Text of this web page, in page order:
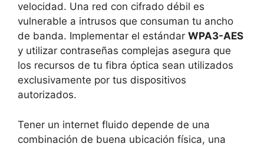
velocidad. Una red con cifrado débil es
vulnerable a intrusos que consuman tu ancho
de banda. Implementar el estándar WPA3-AES
y utilizar contraseñas complejas asegura que
los recursos de tu fibra óptica sean utilizados
exclusivamente por tus dispositivos
autorizados.
Tener un internet fluido depende de una
combinación de buena ubicación física, una